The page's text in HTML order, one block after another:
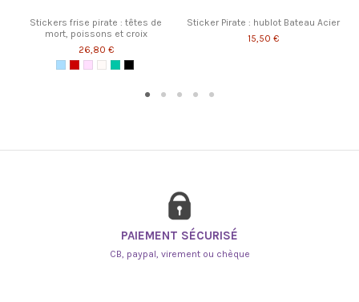
Stickers frise pirate : têtes de
mort, poissons et croix
26,80 €
Bleu ciel
RougeRose Clair
BlancVert 2Noir
Sticker Pirate : hublot Bateau Acier
15,50 €
PAIEMENT SÉCURISÉ
CB, paypal, virement ou chèque